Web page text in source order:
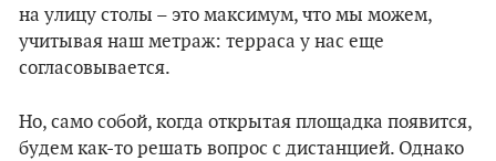
на улицу столы – это максимум, что мы можем,
учитывая наш метраж: терраса у нас еще
согласовывается.
Но, само собой, когда открытая площадка появится,
будем как-то решать вопрос с дистанцией. Однако